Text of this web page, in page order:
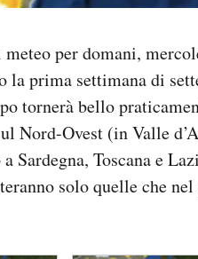
per domani,
la prima settimana di
tornerà bello
Nord-Ovest (in Valle
a Sardegna, Toscana e
solo quelle che